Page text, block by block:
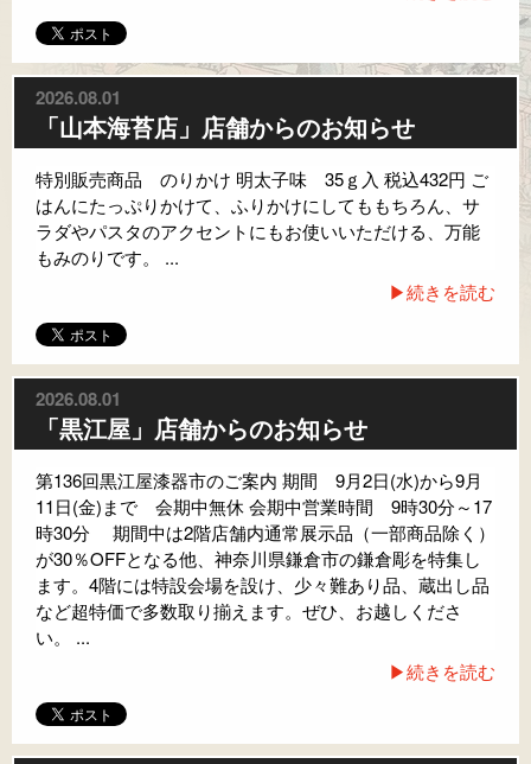
2026.08.01
「山本海苔店」店舗からのお知らせ
特別販売商品 のりかけ 明太子味 35ｇ入 税込432円 ご
はんにたっぷりかけて、ふりかけにしてももちろん、サ
ラダやパスタのアクセントにもお使いいただける、万能
もみのりです。 ...
▶続きを読む
2026.08.01
「黒江屋」店舗からのお知らせ
第136回黒江屋漆器市のご案内 期間 9月2日(水)から9月
11日(金)まで 会期中無休 会期中営業時間 9時30分～17
時30分 期間中は2階店舗内通常展示品（一部商品除く）
が30％OFFとなる他、神奈川県鎌倉市の鎌倉彫を特集し
ます。4階には特設会場を設け、少々難あり品、蔵出し品
など超特価で多数取り揃えます。ぜひ、お越しくださ
い。 ...
▶続きを読む